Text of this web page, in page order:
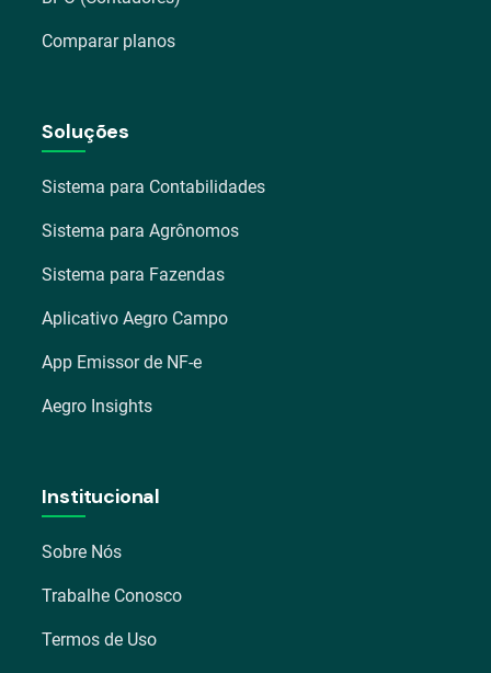
Comparar planos
Soluções
Sistema para Contabilidades
Sistema para Agrônomos
Sistema para Fazendas
Aplicativo Aegro Campo
App Emissor de NF-e
Aegro Insights
Institucional
Sobre Nós
Trabalhe Conosco
Termos de Uso